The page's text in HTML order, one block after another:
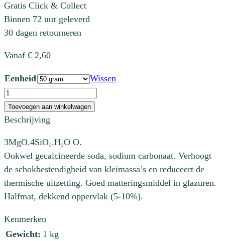
Gratis Click & Collect
Binnen 72 uur geleverd
30 dagen retourneren
Vanaf € 2,60
Eenheid
Wissen
GS
5901
Talk
wit
aantal
Toevoegen aan winkelwagen
Beschrijving
3MgO.4SiO₂.H₂O O.
Ookwel gecalcineerde soda, sodium carbonaat. Verhoogt
de schokbestendigheid van kleimassa’s en reduceert de
thermische uitzetting. Goed matteringsmiddel in glazuren.
Halfmat, dekkend oppervlak (5-10%).
Kenmerken
Gewicht: 1 kg